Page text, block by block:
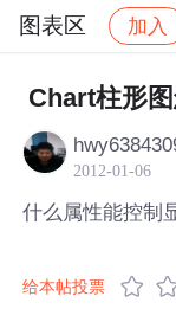
图表区 加入
社区 图表区
Chart柱形
2012-01-06
什么属性能控制
给本帖投票